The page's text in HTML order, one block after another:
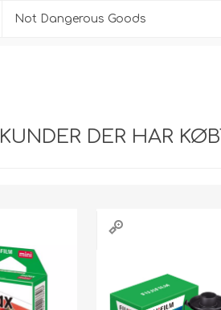
Not Dangerous Goods
KUNDER DER HAR